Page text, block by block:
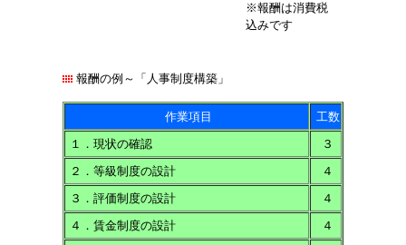
※報酬は消費税
込みです
報酬の例～「人事制度構築」
作業項目
工数
１．現状の確認
３
２．等級制度の設計
４
３．評価制度の設計
４
４．賃金制度の設計
４